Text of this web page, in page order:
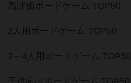
高評価ボードゲーム TOP50
2人用ボードゲーム TOP50
3～4人用ボードゲーム TOP50